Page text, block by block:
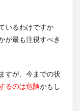
いるわけですか
が最も注視すべき
すが、今までの状
るのは危険かもし